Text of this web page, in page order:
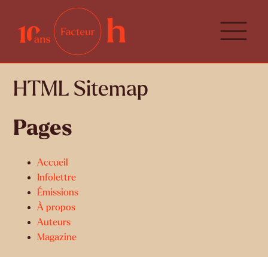
HTML Sitemap
Pages
Accueil
Infolettre
Émissions
À propos
Auteurs
Magazine